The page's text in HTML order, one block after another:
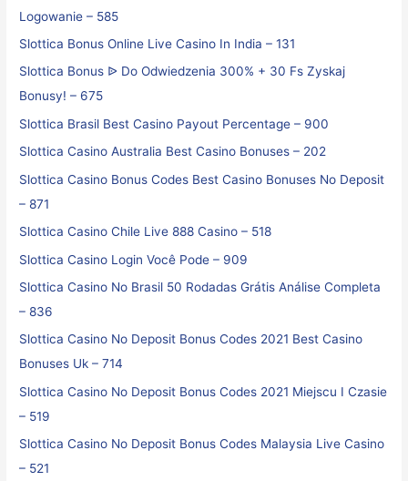
Logowanie – 585
Slottica Bonus Online Live Casino In India – 131
Slottica Bonus ᐉ Do Odwiedzenia 300% + 30 Fs Zyskaj
Bonusy! – 675
Slottica Brasil Best Casino Payout Percentage – 900
Slottica Casino Australia Best Casino Bonuses – 202
Slottica Casino Bonus Codes Best Casino Bonuses No Deposit
– 871
Slottica Casino Chile Live 888 Casino – 518
Slottica Casino Login Você Pode – 909
Slottica Casino No Brasil ️50 Rodadas Grátis️ Análise Completa
– 836
Slottica Casino No Deposit Bonus Codes 2021 Best Casino
Bonuses Uk – 714
Slottica Casino No Deposit Bonus Codes 2021 Miejscu I Czasie
– 519
Slottica Casino No Deposit Bonus Codes Malaysia Live Casino
– 521